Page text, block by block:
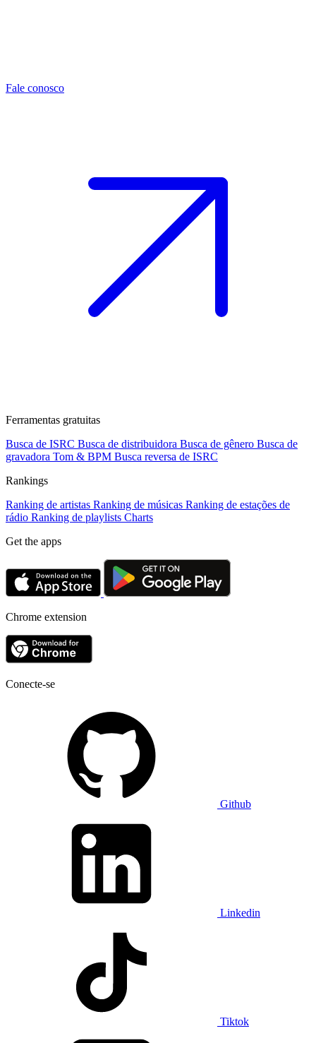
Fale conosco
Ferramentas gratuitas
Busca de ISRC Busca de distribuidora Busca de gênero Busca de
gravadora Tom & BPM Busca reversa de ISRC
Rankings
Ranking de artistas Ranking de músicas Ranking de estações de
rádio Ranking de playlists Charts
Get the apps
Chrome extension
Conecte-se
Github
Linkedin
Tiktok